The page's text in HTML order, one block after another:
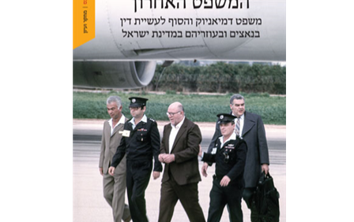
יהודית דורי דסטון
הנחת אתר ספר מודפס